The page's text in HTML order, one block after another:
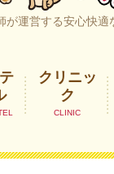
りペットホテル
が運営する安心快適
クリニッ
ク